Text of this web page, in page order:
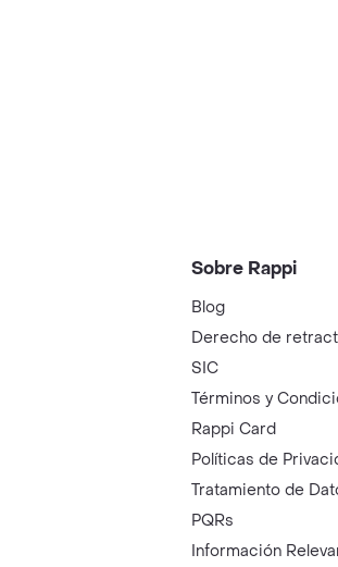
Sobre Rappi
Blog
Derecho de
SIC
Términos y
Rappi Card
Políticas de
Tratamiento de
PQRs
Información